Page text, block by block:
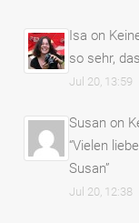
Isa on
so sehr,
Jul 20, 13:59
Susan on
“Vielen
Susan”
Jul 20, 12:38